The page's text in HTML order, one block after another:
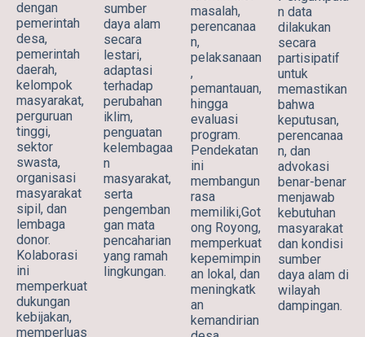
dengan
pemerintah
desa,
pemerintah
daerah,
kelompok
masyarakat,
perguruan
tinggi,
sektor
swasta,
organisasi
masyarakat
sipil, dan
lembaga
donor.
Kolaborasi
ini
memperkuat
dukungan
kebijakan,
memperluas
sumber
daya alam
secara
lestari,
adaptasi
terhadap
perubahan
iklim,
penguatan
kelembagaa
n
masyarakat,
serta
pengemban
gan mata
pencaharian
yang ramah
lingkungan.
masalah,
perencanaa
n,
pelaksanaan
,
pemantauan,
hingga
evaluasi
program.
Pendekatan
ini
membangun
rasa
memiliki,Got
ong Royong,
memperkuat
kepemimpin
an lokal, dan
meningkatk
an
kemandirian
n data
dilakukan
secara
partisipatif
untuk
memastikan
bahwa
keputusan,
perencanaa
n, dan
advokasi
benar-benar
menjawab
kebutuhan
masyarakat
dan kondisi
sumber
daya alam di
wilayah
dampingan.